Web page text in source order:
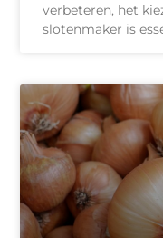
verbeteren, het
slotenmaker is